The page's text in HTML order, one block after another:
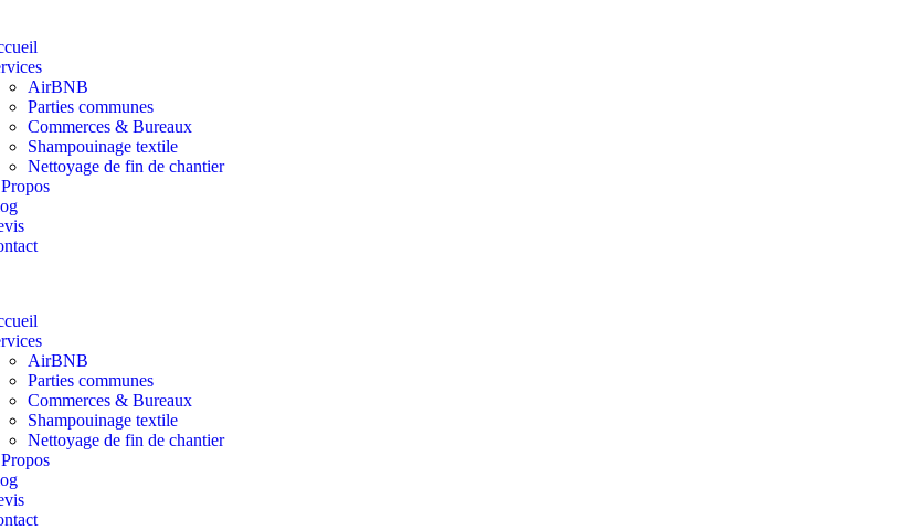
AirBNB
Parties communes
Commerces & Bureaux
Shampouinage textile
Nettoyage de fin de chantier
AirBNB
Parties communes
Commerces & Bureaux
Shampouinage textile
Nettoyage de fin de chantier